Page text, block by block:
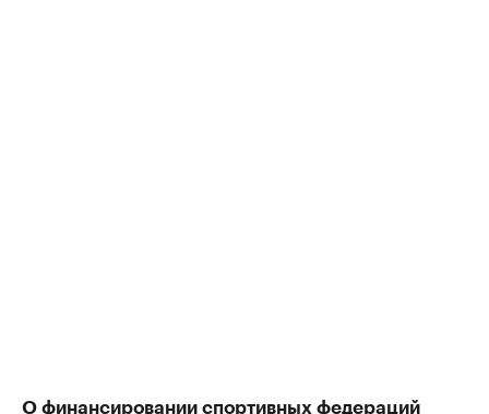
О финансировании спортивных федераций